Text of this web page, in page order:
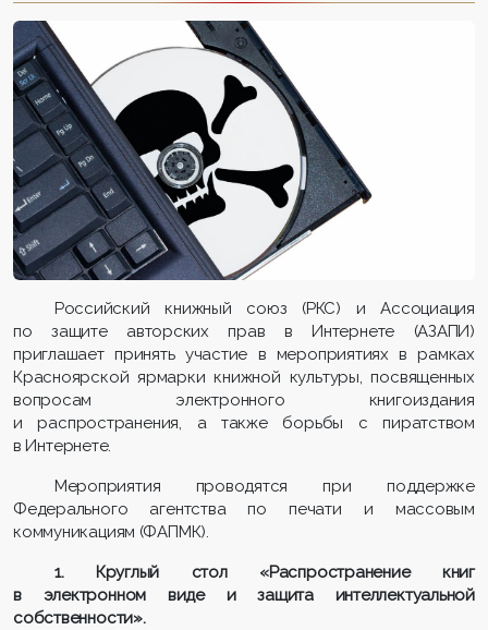
Российский книжный союз (РКС) и Ассоциация
по защите авторских прав в Интернете (АЗАПИ)
приглашает принять участие в мероприятиях в рамках
Красноярской ярмарки книжной культуры, посвященных
вопросам электронного книгоиздания
и распространения, а также борьбы с пиратством
в Интернете.
Мероприятия проводятся при поддержке
Федерального агентства по печати и массовым
коммуникациям (ФАПМК).
1. Круглый стол «Распространение книг
в электронном виде и защита интеллектуальной
собственности».